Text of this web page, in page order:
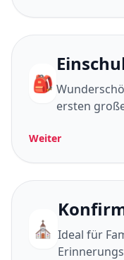
🎒
ersten
Weiter
⛪ Ideal für